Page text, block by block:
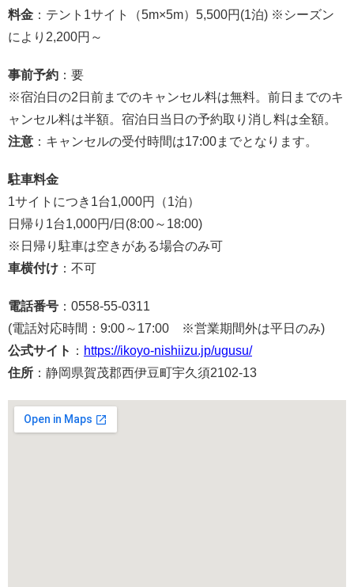
料金 ：テント1サイト（5m×5m）5,500円(1泊) ※シーズン
により2,200円～
事前予約 ：要
※宿泊日の2日前までのキャンセル料は無料。前日までのキ
ャンセル料は半額。宿泊日当日の予約取り消し料は全額。
注意 ：キャンセルの受付時間は17:00までとなります。
駐車料金
1サイトにつき1台1,000円（1泊）
日帰り1台1,000円/日(8:00～18:00)
※日帰り駐車は空きがある場合のみ可
車横付け ：不可
電話番号 ：0558-55-0311
(電話対応時間：9:00～17:00 ※営業期間外は平日のみ)
公式サイト ： https://ikoyo-nishiizu.jp/ugusu/
住所 ：静岡県賀茂郡西伊豆町宇久須2102-13